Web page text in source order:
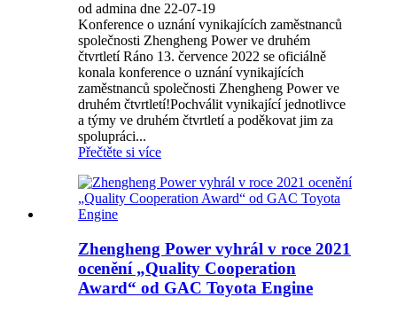
od admina dne 22-07-19
Konference o uznání vynikajících zaměstnanců
společnosti Zhengheng Power ve druhém
čtvrtletí Ráno 13. července 2022 se oficiálně
konala konference o uznání vynikajících
zaměstnanců společnosti Zhengheng Power ve
druhém čtvrtletí!Pochválit vynikající jednotlivce
a týmy ve druhém čtvrtletí a poděkovat jim za
spolupráci...
Přečtěte si více
Zhengheng Power vyhrál v roce 2021
ocenění „Quality Cooperation
Award“ od GAC Toyota Engine